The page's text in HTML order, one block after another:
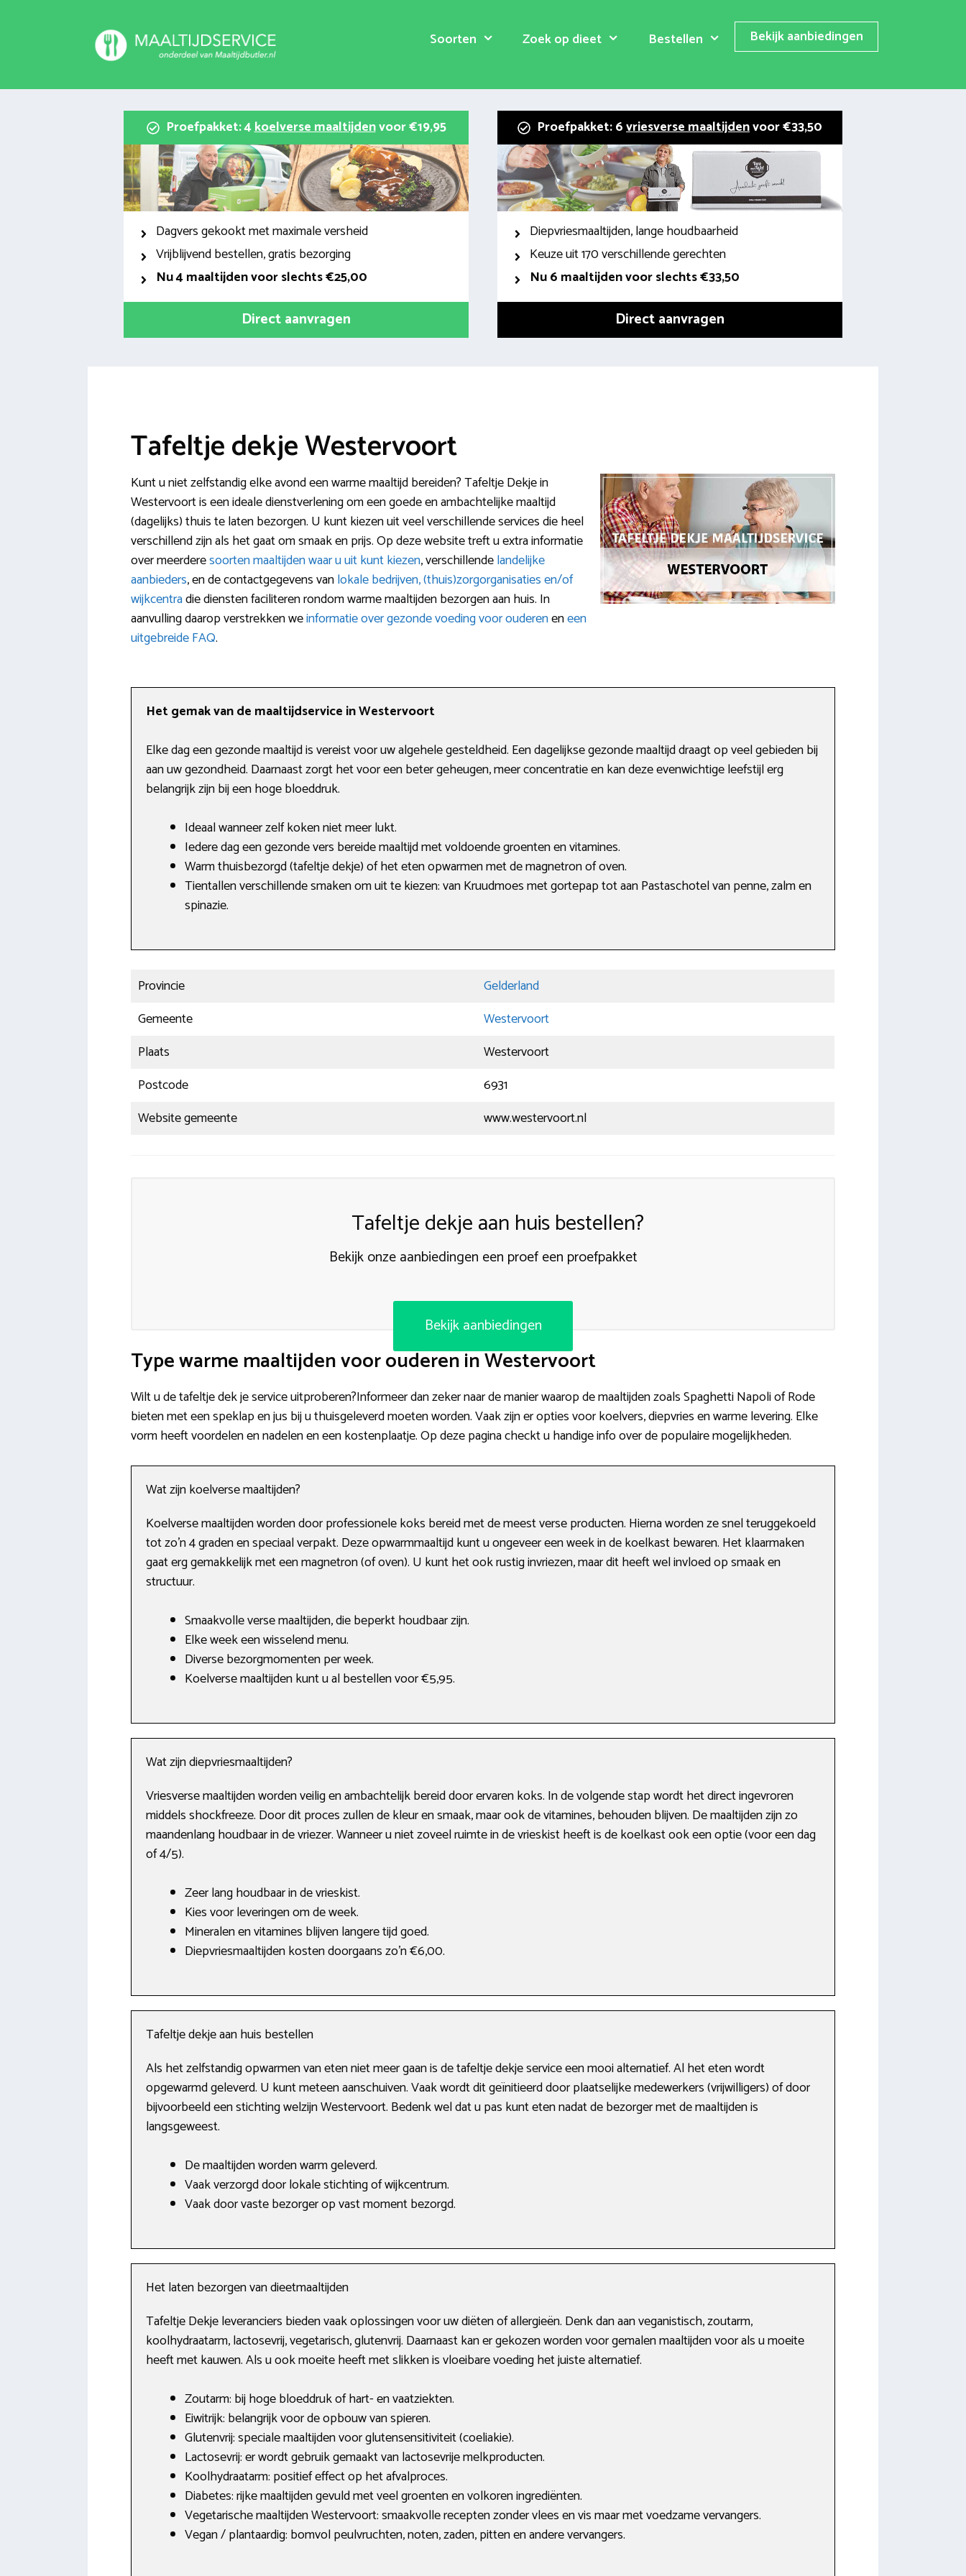
Soorten Zoek op dieet Bestellen Bekijk aanbiedingen
Proefpakket: 4koelverse maaltijdenvoor €19,95
Dagvers gekookt met maximale versheid
Vrijblijvend bestellen, gratis bezorging
Nu4 maaltijden voor slechts €25,00
Direct aanvragen
Proefpakket: 6vriesverse maaltijdenvoor €33,50
Diepvriesmaaltijden, lange houdbaarheid
Keuze uit 170 verschillende gerechten
Nu 6 maaltijden voor slechts €33,50
Direct aanvragen
Tafeltje dekje Westervoort
Kunt u niet zelfstandig elke avond een warme maaltijd bereiden? Tafeltje Dekje in
Westervoort is een ideale dienstverlening om een goede en ambachtelijke maaltijd
(dagelijks) thuis te laten bezorgen. U kunt kiezen uit veel verschillende services die heel
verschillend zijn als het gaat om smaak en prijs. Op deze website treft u extra informatie
over meerderesoorten maaltijden waar u uit kunt kiezen, verschillendelandelijke
aanbieders, en de contactgegevens vanlokale bedrijven, (thuis)zorgorganisaties en/of
wijkcentradie diensten faciliteren rondom warme maaltijden bezorgen aan huis. In
aanvulling daarop verstrekken weinformatie over gezonde voeding voor oudereneneen
uitgebreide FAQ.
Het gemak van de maaltijdservice in Westervoort
Elke dag een gezonde maaltijd is vereist voor uw algehele gesteldheid. Een dagelijkse gezonde maaltijd draagt op veel gebieden bij
aan uw gezondheid. Daarnaast zorgt het voor een beter geheugen, meer concentratie en kan deze evenwichtige leefstijl erg
belangrijk zijn bij een hoge bloeddruk.
Ideaal wanneer zelf koken niet meer lukt.
Iedere dag een gezonde vers bereide maaltijd met voldoende groenten en vitamines.
Warm thuisbezorgd (tafeltje dekje) of het eten opwarmen met de magnetron of oven.
Tientallen verschillende smaken om uit te kiezen: van Kruudmoes met gortepap tot aan Pastaschotel van penne, zalm en
spinazie.
Provincie
Gelderland
Gemeente
Westervoort
Plaats
Westervoort
Postcode
6931
Website gemeente
www.westervoort.nl
Tafeltje dekje aan huis bestellen?
Bekijk onze aanbiedingen een proef een proefpakket
Bekijk aanbiedingen
Type warme maaltijden voor ouderen in Westervoort
Wilt u de tafeltje dek je service uitproberen?Informeer dan zeker naar de manier waarop de maaltijden zoals Spaghetti Napoli of Rode
bieten met een speklap en jus bij u thuisgeleverd moeten worden. Vaak zijn er opties voor koelvers, diepvries en warme levering. Elke
vorm heeft voordelen en nadelen en een kostenplaatje. Op deze pagina checkt u handige info over de populaire mogelijkheden.
Wat zijn koelverse maaltijden?
Koelverse maaltijden worden door professionele koks bereid met de meest verse producten. Hierna worden ze snel teruggekoeld
tot zo’n 4 graden en speciaal verpakt. Deze opwarmmaaltijd kunt u ongeveer een week in de koelkast bewaren. Het klaarmaken
gaat erg gemakkelijk met een magnetron (of oven). U kunt het ook rustig invriezen, maar dit heeft wel invloed op smaak en
structuur.
Smaakvolle verse maaltijden, die beperkt houdbaar zijn.
Elke week een wisselend menu.
Diverse bezorgmomenten per week.
Koelverse maaltijden kunt u al bestellen voor €5,95.
Wat zijn diepvriesmaaltijden?
Vriesverse maaltijden worden veilig en ambachtelijk bereid door ervaren koks. In de volgende stap wordt het direct ingevroren
middels shockfreeze. Door dit proces zullen de kleur en smaak, maar ook de vitamines, behouden blijven. De maaltijden zijn zo
maandenlang houdbaar in de vriezer. Wanneer u niet zoveel ruimte in de vrieskist heeft is de koelkast ook een optie (voor een dag
of 4/5).
Zeer lang houdbaar in de vrieskist.
Kies voor leveringen om de week.
Mineralen en vitamines blijven langere tijd goed.
Diepvriesmaaltijden kosten doorgaans zo’n €6,00.
Tafeltje dekje aan huis bestellen
Als het zelfstandig opwarmen van eten niet meer gaan is de tafeltje dekje service een mooi alternatief. Al het eten wordt
opgewarmd geleverd. U kunt meteen aanschuiven. Vaak wordt dit geïnitieerd door plaatselijke medewerkers (vrijwilligers) of door
bijvoorbeeld een stichting welzijn Westervoort. Bedenk wel dat u pas kunt eten nadat de bezorger met de maaltijden is
langsgeweest.
De maaltijden worden warm geleverd.
Vaak verzorgd door lokale stichting of wijkcentrum.
Vaak door vaste bezorger op vast moment bezorgd.
Het laten bezorgen van dieetmaaltijden
Tafeltje Dekje leveranciers bieden vaak oplossingen voor uw diëten of allergieën. Denk dan aan veganistisch, zoutarm,
koolhydraatarm, lactosevrij, vegetarisch, glutenvrij. Daarnaast kan er gekozen worden voor gemalen maaltijden voor als u moeite
heeft met kauwen. Als u ook moeite heeft met slikken is vloeibare voeding het juiste alternatief.
Zoutarm: bij hoge bloeddruk of hart- en vaatziekten.
Eiwitrijk: belangrijk voor de opbouw van spieren.
Glutenvrij: speciale maaltijden voor glutensensitiviteit (coeliakie).
Lactosevrij: er wordt gebruik gemaakt van lactosevrije melkproducten.
Koolhydraatarm: positief effect op het afvalproces.
Diabetes: rijke maaltijden gevuld met veel groenten en volkoren ingrediënten.
Vegetarische maaltijden Westervoort: smaakvolle recepten zonder vlees en vis maar met voedzame vervangers.
Vegan / plantaardig: bomvol peulvruchten, noten, zaden, pitten en andere vervangers.